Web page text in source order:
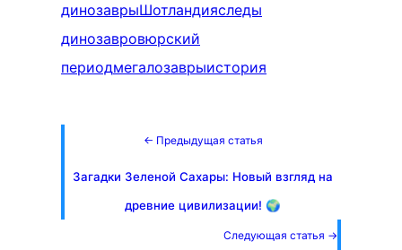
динозаврыШотландияследы
динозавровюрский
периодмегалозаврыистория
← Предыдущая статья
Загадки Зеленой Сахары: Новый взгляд на
древние цивилизации! 🌍
Следующая статья →